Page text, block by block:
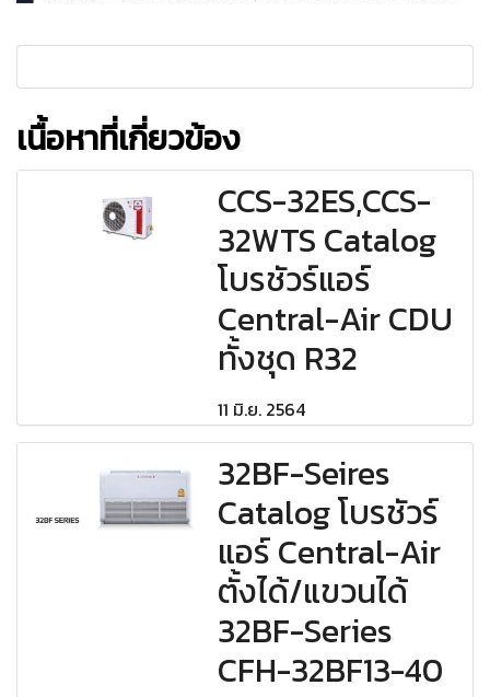
เนื้อหาที่เกี่ยวข้อง
CCS-32ES,CCS-
32WTS Catalog
โบรชัวร์แอร์
Central-Air CDU
ทั้งชุด R32
11 มิ.ย. 2564
32BF-Seires
Catalog โบรชัวร์
แอร์ Central-Air
ตั้งได้/แขวนได้
32BF-Series
CFH-32BF13-40